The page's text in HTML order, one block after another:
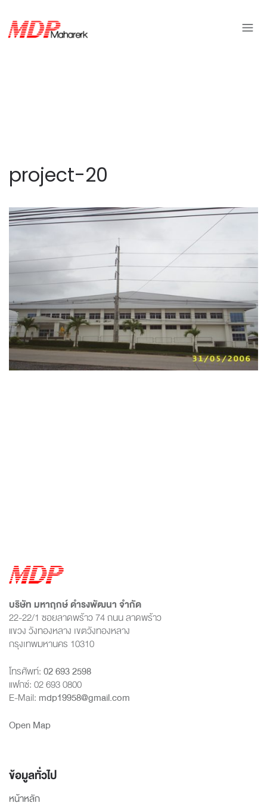
project-20
บริษัท มหาฤกษ์ ดำรงพัฒนา จำกัด
22-22/1 ซอยลาดพร้าว 74 ถนน ลาดพร้าว
แขวง วังทองหลาง เขตวังทองหลาง
กรุงเทพมหานคร 10310
โทรศัพท์:02 693 2598
แฟกซ์: 02 693 0800
E-Mail: mdp19958@gmail.com
Open Map
ข้อมูลทั่วไป
หน้าหลัก